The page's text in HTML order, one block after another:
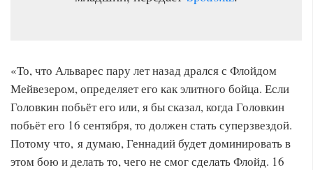
«То, что Альварес пару лет назад дрался с Флойдом
Мейвезером, определяет его как элитного бойца. Если
Головкин побьёт его или, я бы сказал, когда Головкин
побьёт его 16 сентября, то должен стать суперзвездой.
Потому что, я думаю, Геннадий будет доминировать в
этом бою и делать то, чего не смог сделать Флойд. 16